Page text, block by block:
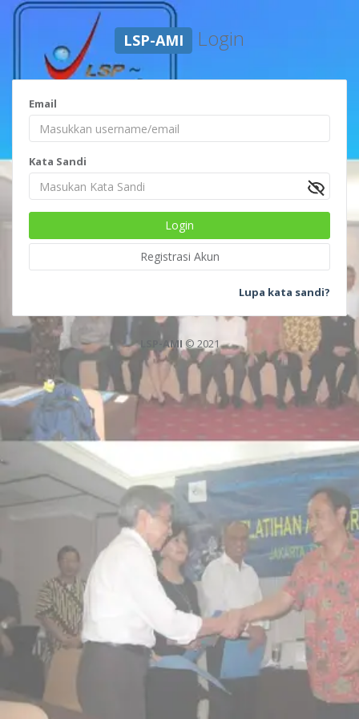
LSP-AMI Login
Email
Kata Sandi
Login
Registrasi Akun
Lupa kata sandi?
LSP-AMI © 2021